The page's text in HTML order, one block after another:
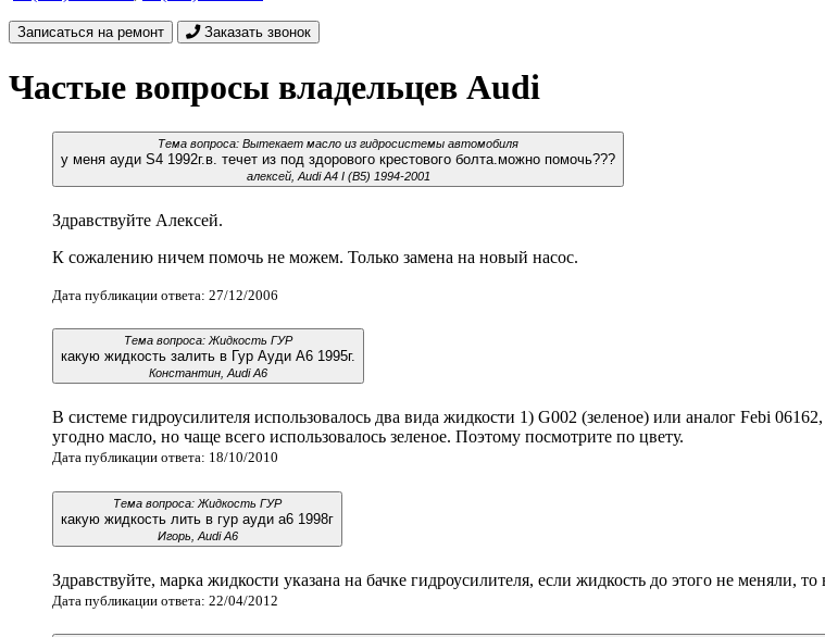
Записаться на ремонт Заказать звонок
Частые вопросы владельцев Audi
Тема вопроса: Вытекает масло из гидросистемы автомобиля
у меня ауди S4 1992г.в. течет из под здорового крестового болта.можно помочь???
алексей, Audi A4 I (B5) 1994-2001
Здравствуйте Алексей.
К сожалению ничем помочь не можем. Только замена на новый насос.
Дата публикации ответа: 27/12/2006
Тема вопроса: Жидкость ГУР
какую жидкость залить в Гур Ауди А6 1995г.
Константин, Audi A6
В системе гидроусилителя использовалось два вида жидкости 1) G002 (зеленое) или аналог Febi
угодно масло, но чаще всего использовалось зеленое. Поэтому посмотрите по цвету.
Дата публикации ответа: 18/10/2010
Тема вопроса: Жидкость ГУР
какую жидкость лить в гур ауди а6 1998г
Игорь, Audi A6
Здравствуйте, марка жидкости указана на бачке гидроусилителя, если жидкость до этого не меняли,
Дата публикации ответа: 22/04/2012